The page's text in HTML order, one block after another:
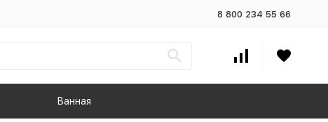
8 800 234 55 66
Ванная